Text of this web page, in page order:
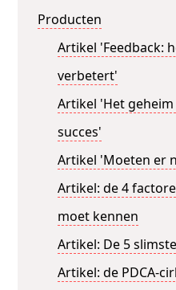
Producten
Artikel 'Feedback:
verbetert'
Artikel 'Het
succes'
Artikel 'Moeten er
Artikel: de 4
moet kennen
Artikel: De 5
Artikel: de PDCA-